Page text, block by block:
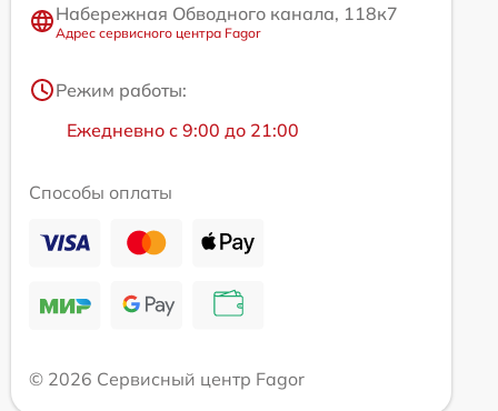
Набережная Обводного канала, 118к7
Адрес сервисного центра Fagor
Режим работы:
Ежедневно с 9:00 до 21:00
Способы оплаты
© 2026 Сервисный центр Fagor